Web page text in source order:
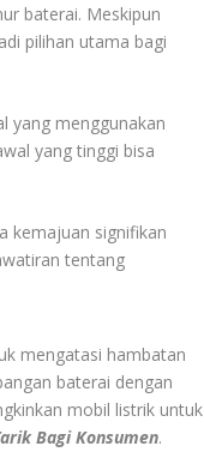
baterai. Meskipun
pilihan utama bagi
yang menggunakan
yang tinggi bisa
kemajuan signifikan
tentang
mengatasi hambatan
baterai dengan
mobil listrik untuk
Bagi Konsumen.